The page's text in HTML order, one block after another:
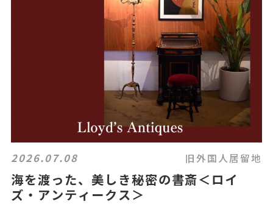
2026.07.08 旧外国人居留地
海を渡った、美しき秘密の書斎＜ロイ
ズ・アンティークス＞